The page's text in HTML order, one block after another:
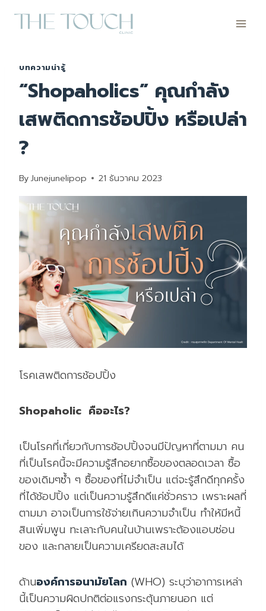
บทความน่ารู้
“Shopaholics” คุณกำลัง
เสพติดการช้อปปิ้ง หรือเปล่า
?
ByJunejunelipop 21 ธันวาคม 2023
โรคเสพติดการช้อปปิ้ง
Shopaholic คืออะไร?
เป็นโรคที่เกี่ยวกับการช้อปปิ้งจนมีปัญหาที่ตามมา คน
ที่เป็นโรคนี้จะมีความรู้สึกอยากซื้อของตลอดเวลา ซื้อ
ของเดิมๆซ้ำ ๆ ซื้อของที่ไม่จำเป็น แต่จะรู้สึกดีทุกครั้ง
ที่ได้ช้อปปิ้ง แต่เป็นความรู้สึกดีแค่ชั่วคราว เพราะผลที่
ตามมา อาจเป็นการใช้จ่ายเกินความจำเป็น ทำให้มีหนี้
สินเพิ่มพูน ทะเลาะกับคนในบ้านเพราะต้องแอบซ่อน
ของ และกลายเป็นความเครียดสะสมได้
ด้านองค์การอนามัยโลก (WHO) ระบุว่าอาการเหล่า
นี้เป็นความผิดปกติต่อแรงกระตุ้นภายนอก แต่